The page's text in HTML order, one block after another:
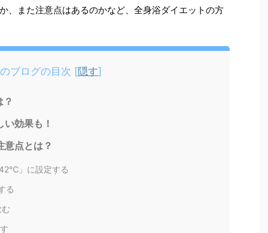
、また注意点はあるのかなど、全身浴ダイエットの方
ブログの目次 [隠す]
？
効果も！
意点とは？
」に設定する
る